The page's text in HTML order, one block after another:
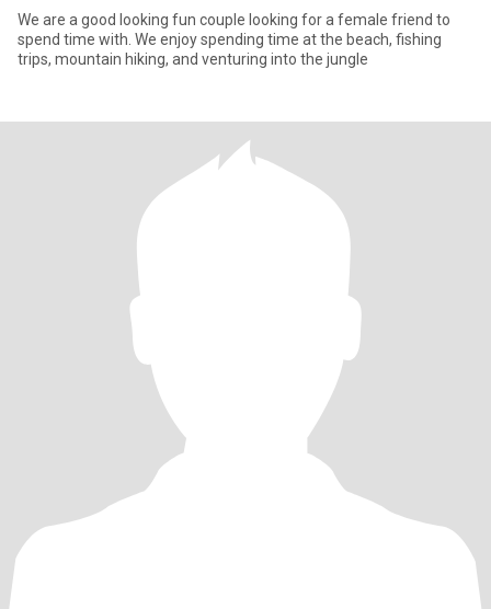
We are a good looking fun couple looking for a female friend to
spend time with. We enjoy spending time at the beach, fishing
trips, mountain hiking, and venturing into the jungle